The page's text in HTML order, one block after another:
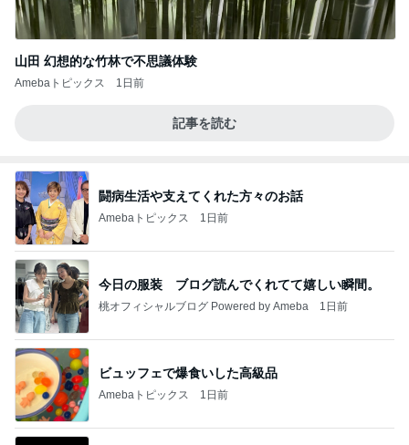
山田 幻想的な竹林で不思議体験
Amebaトピックス 1日前
記事を読む
闘病生活や支えてくれた方々のお話
Amebaトピックス 1日前
今日の服装 ブログ読んでくれてて嬉しい瞬間。
桃オフィシャルブログ Powered by Ameba 1日前
ビュッフェで爆食いした高級品
Amebaトピックス 1日前